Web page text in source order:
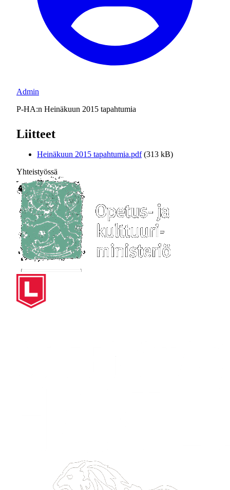
Admin
P-HA:n Heinäkuun 2015 tapahtumia
Liitteet
Heinäkuun 2015 tapahtumia.pdf (313 kB)
Yhteistyössä